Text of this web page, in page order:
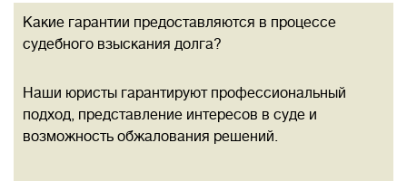
Какие гарантии предоставляются в процессе
судебного взыскания долга?
Наши юристы гарантируют профессиональный
подход, представление интересов в суде и
возможность обжалования решений.